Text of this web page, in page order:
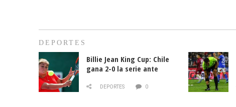
DEPORTES
Billie Jean King Cup: Chile
gana 2-0 la serie ante
DEPORTES 0